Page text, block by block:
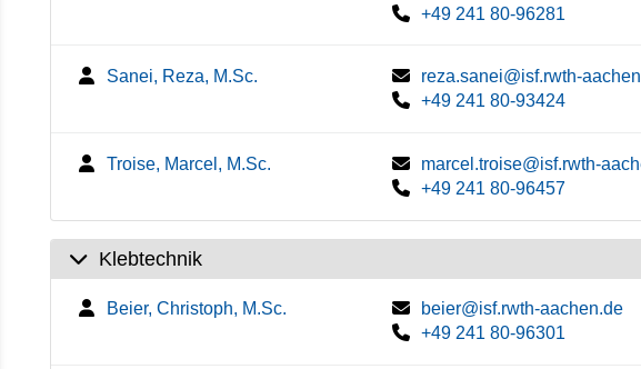
+49 241 80-96281
Sanei, Reza, M.Sc.
reza.sanei@isf.rwth-
+49 241 80-93424
Troise, Marcel, M.Sc.
marcel.troise@isf.rwth-
+49 241 80-96457
Klebtechnik
Beier, Christoph, M.Sc.
beier@isf.rwth-aachen.de
+49 241 80-96301